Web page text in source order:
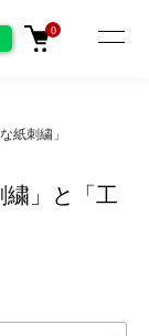
0
紙刺繍」
繍」と「工